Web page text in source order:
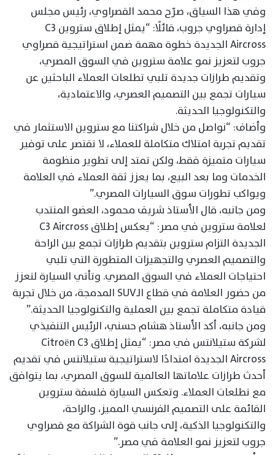
وفي هذا السياق، صرّح محمد القصراوي، رئيس مجلس
إدارة قصراوي جروب، قائلًا: “يمثل إطلاق ستروين C3
Aircross الجديدة خطوة مهمة ضمن استراتيجية قصراوي
جروب لتعزيز نمو علامة ستروين في السوق المصري،
وتقديم طرازات جديدة تلبي تطلعات العملاء الباحثين عن
سيارات تجمع بين التصميم العصري، والاعتمادية،
والتكنولوجيا الحديثة.
وأضاف: “نواصل من خلال شراكتنا مع ستروين الاستثمار في
تقديم تجربة امتلاك متكاملة للعملاء، لا تقتصر على توفير
سيارات متميزة فقط، ولكن تمتد إلى تطوير منظومة
الخدمات وما بعد البيع، بما يعزز ثقة العملاء في العلامة
ويواكب تطورات سوق السيارات المصري.”
ومن جانبه، قال الأستاذ شريف محمود، العضو المنتدب
لعلامة ستروين في مصر: “يعكس إطلاق C3 Aircross
الجديدة التزام ستروين بتقديم طرازات تجمع بين الراحة
والتصميم العصري والتجهيزات المتطورة التي تلبي
احتياجات العملاء في السوق المصري. وتأتي السيارة لتعزز
من حضور العلامة في قطاع الـSUV المدمجة، من خلال تجربة
قيادة متكاملة تجمع بين العملية والتكنولوجيا الحديثة.”
ومن جانبه، أكد الأستاذ هشام حسني، الرئيس التنفيذي
لشركة ستيلانتس في مصر: “يمثل إطلاق Citroën C3
Aircross الجديدة امتدادًا لاستراتيجية ستيلانتس في تقديم
أحدث طرازات علاماتها العالمية للسوق المصري، بما يتوافق
مع تطلعات العملاء. وتعكس السيارة فلسفة ستروين
القائمة على التصميم الفرنسي المميز، والراحة،
والتكنولوجيا الذكية، إلى جانب قوة الشراكة مع قصراوي
جروب لتعزيز نمو العلامة في مصر.”